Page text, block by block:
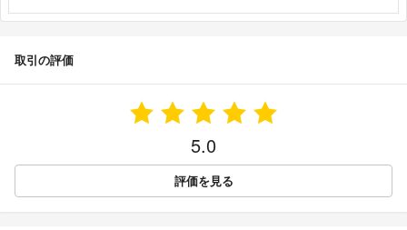
取引の評価
5.0
評価を見る